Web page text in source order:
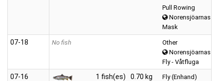
Pull Rowing
Norensjöarnas
Mask
07‑18 No fish
Other
Norensjöarnas
Fly - Våtfluga
07‑16
1 fish(es) 0.70 kg
Fly (Enhand)